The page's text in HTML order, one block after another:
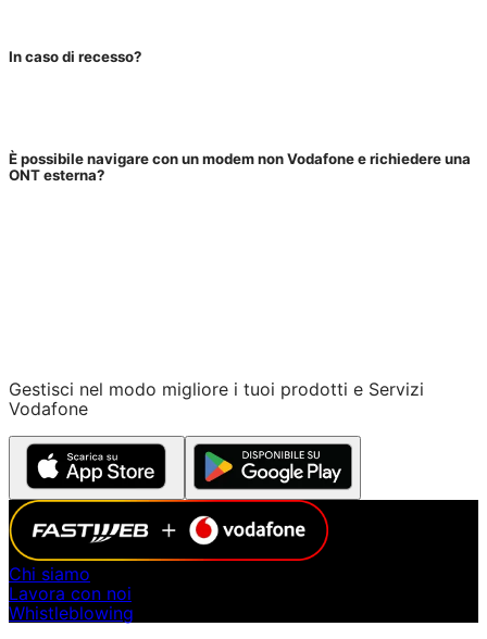
In caso di recesso?
È possibile navigare con un modem non Vodafone e richiedere una
ONT esterna?
Gestisci nel modo migliore i tuoi prodotti e Servizi
Vodafone
Chi siamo
Lavora con noi
Whistleblowing